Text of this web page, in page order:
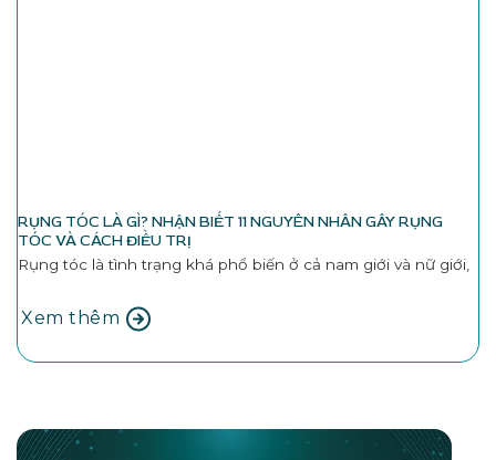
RỤNG TÓC LÀ GÌ? NHẬN BIẾT 11 NGUYÊN NHÂN GÂY RỤNG
TÓC VÀ CÁCH ĐIỀU TRỊ
Rụng tóc là tình trạng khá phổ biến ở cả nam giới và nữ giới,
Xem thêm